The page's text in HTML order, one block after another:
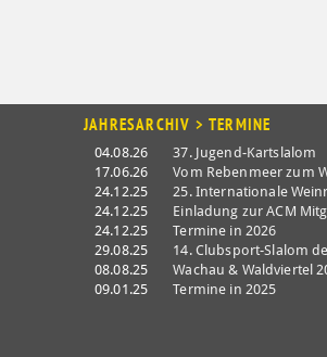
JAHRESARCHIV > TERMINE
04.08.26
37. Jugend-Kartslalom
17.06.26
Vom Rebenmeer zum
24.12.25
25. Internationale
24.12.25
Einladung zur ACM
24.12.25
Termine in 2026
29.08.25
14. Clubsport-Slalom
08.08.25
Wachau & Waldviertel
09.01.25
Termine in 2025